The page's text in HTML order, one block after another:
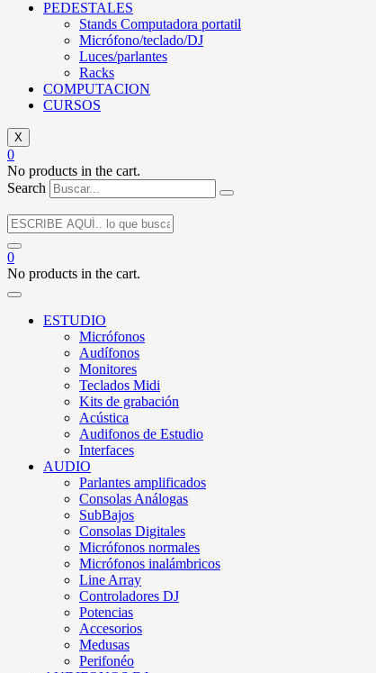
PEDESTALES
Stands Computadora portatil
Micrófono/teclado/DJ
Luces/parlantes
Racks
COMPUTACION
CURSOS
X
0
No products in the cart.
Search
0
No products in the cart.
ESTUDIO
Micrófonos
Audífonos
Monitores
Teclados Midi
Kits de grabación
Acústica
Audifonos de Estudio
Interfaces
AUDIO
Parlantes amplificados
Consolas Análogas
SubBajos
Consolas Digitales
Micrófonos normales
Micrófonos inalámbricos
Line Array
Controladores DJ
Potencias
Accesorios
Medusas
Perifonéo